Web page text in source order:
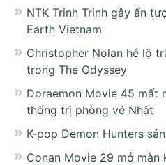
NTK Trinh Trinh gây ấn
Earth Vietnam
Christopher Nolan hé lộ
trong The Odyssey
Doraemon Movie 45 mất
thống trị phòng vé Nhật
K-pop Demon Hunters
Conan Movie 29 mở màn